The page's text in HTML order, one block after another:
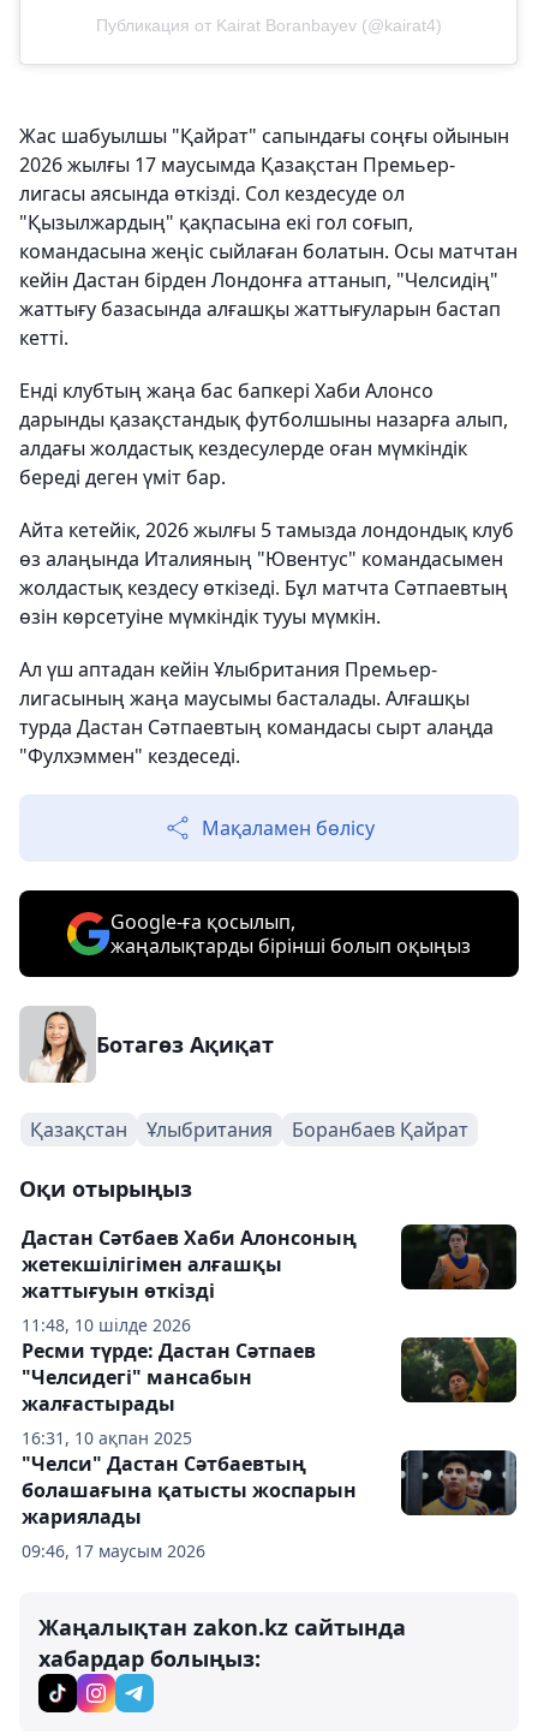
Публикация от Kairat Boranbayev (@kairat4)
Жас шабуылшы "Қайрат" сапындағы соңғы ойынын
2026 жылғы 17 маусымда Қазақстан Премьер-
лигасы аясында өткізді. Сол кездесуде ол
"Қызылжардың" қақпасына екі гол соғып,
командасына жеңіс сыйлаған болатын. Осы матчтан
кейін Дастан бірден Лондонға аттанып, "Челсидің"
жаттығу базасында алғашқы жаттығуларын бастап
кетті.
Енді клубтың жаңа бас бапкері Хаби Алонсо
дарынды қазақстандық футболшыны назарға алып,
алдағы жолдастық кездесулерде оған мүмкіндік
береді деген үміт бар.
Айта кетейік, 2026 жылғы 5 тамызда лондондық клуб
өз алаңында Италияның "Ювентус" командасымен
жолдастық кездесу өткізеді. Бұл матчта Сәтпаевтың
өзін көрсетуіне мүмкіндік тууы мүмкін.
Ал үш аптадан кейін Ұлыбритания Премьер-
лигасының жаңа маусымы басталады. Алғашқы
турда Дастан Сәтпаевтың командасы сырт алаңда
"Фулхэммен" кездеседі.
Мақаламен бөлісу
Google-ға қосылып,
жаңалықтарды бірінші болып оқыңыз
Ботагөз Ақиқат
Қазақстан Ұлыбритания Боранбаев Қайрат
Оқи отырыңыз
11:48, 10 шілде 2026
Дастан Сәтбаев Хаби Алонсоның
жетекшілігімен алғашқы
жаттығуын өткізді
16:31, 10 ақпан 2025
Ресми түрде: Дастан Сәтпаев
"Челсидегі" мансабын
жалғастырады
09:46, 17 маусым 2026
"Челси" Дастан Сәтбаевтың
болашағына қатысты жоспарын
жариялады
Жаңалықтан zakon.kz сайтында
хабардар болыңыз: